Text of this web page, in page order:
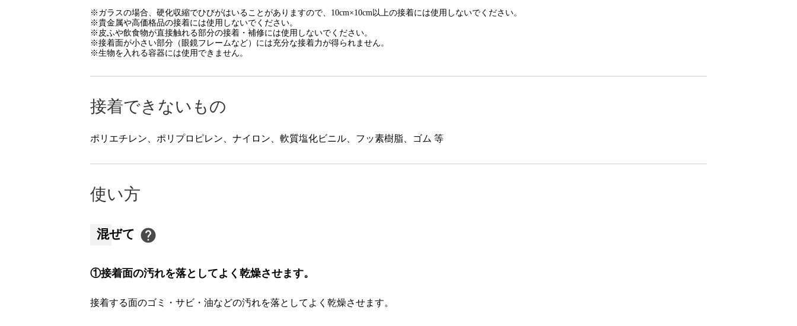
※ガラスの場合、硬化収縮でひびがはいることがありますので、10cm×10cm以上の接着には使用しないでください。
※貴金属や高価格品の接着には使用しないでください。
※皮ふや飲食物が直接触れる部分の接着・補修には使用しないでください。
※接着面が小さい部分（眼鏡フレームなど）には充分な接着力が得られません。
※生物を入れる容器には使用できません。
接着できないもの
ポリエチレン、ポリプロピレン、ナイロン、軟質塩化ビニル、フッ素樹脂、ゴム 等
使い方
混ぜて
①接着面の汚れを落としてよく乾燥させます。
接着する面のゴミ・サビ・油などの汚れを落としてよく乾燥させます。